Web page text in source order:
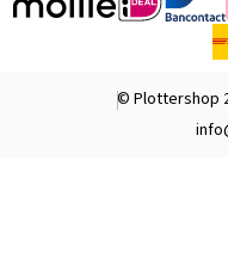
© Plottershop